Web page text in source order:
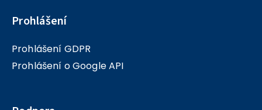
Prohlášení
Prohlášení GDPR
Prohlášení o Google API